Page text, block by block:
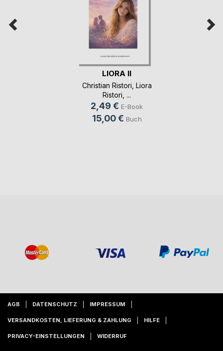
LIORA II
Christian Ristori Liora
Ristori , ...
2,49 € E-Book
15,00 € Buch
AGB DATENSCHUTZ IMPRESSUM
VERSANDKOSTEN, LIEFERUNG & ZAHLUNG HILFE
PRIVACY-EINSTELLUNGEN WIDERRUF